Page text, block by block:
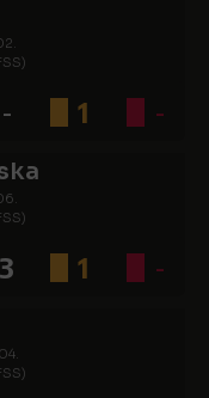
- 1 -
3 1 -